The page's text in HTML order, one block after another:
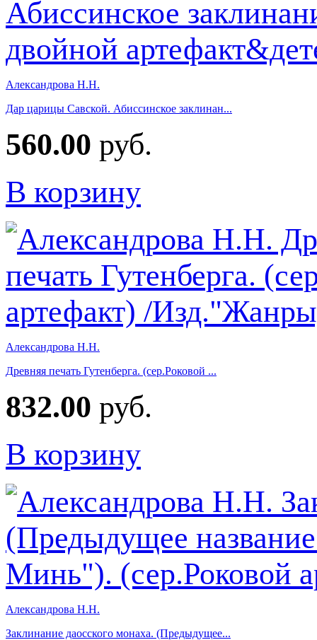
Александрова Н.Н.
Дар царицы Савской. Абиссинское заклинан...
560.00 руб.
В корзину
Александрова Н.Н.
Древняя печать Гутенберга. (сер.Роковой ...
832.00 руб.
В корзину
Александрова Н.Н.
Заклинание даосского монаха. (Предыдущее...